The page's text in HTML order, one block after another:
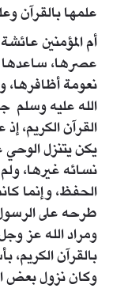
علمها بالقرآن
أم المؤمنين
عصرها، ساعدها
نعومة
الله عليه وسلم
القرآن الكريم،
يكن يتنزل
نسائه غيرها،
الحفظ، وإنما
طرحه على الرسول
ومراد الله عز
بالقرآن
وكان نزول بعض